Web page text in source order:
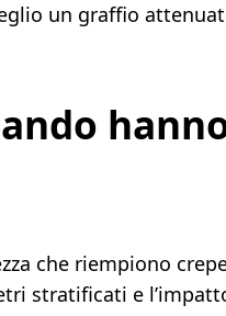
un graffio
che riempiono
stratificati e